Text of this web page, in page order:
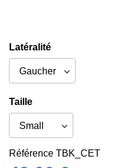
Latéralité
Taille
Référence TBK_CET